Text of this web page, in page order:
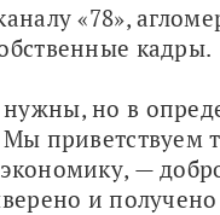
«78»,
кадры.
но в
приветствуем
—
и